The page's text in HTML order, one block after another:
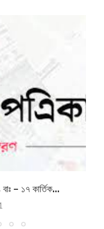
১৮ মাঘ ১৪২৭
২০ মাঘ ১৪২৭